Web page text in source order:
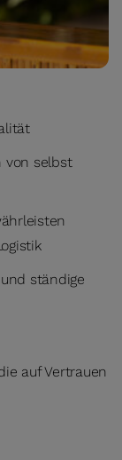
von selbst
ständige
auf Vertrauen